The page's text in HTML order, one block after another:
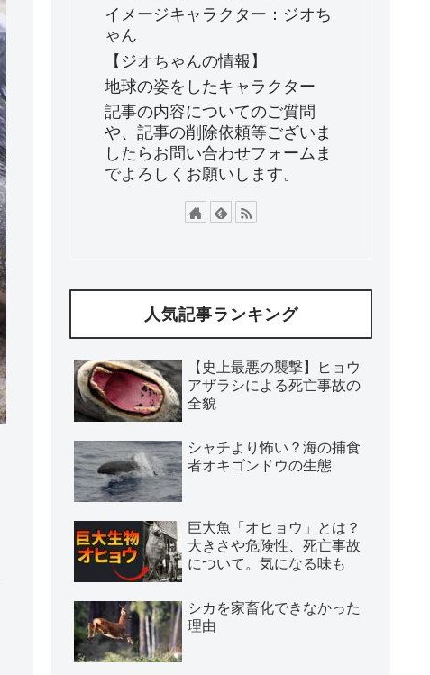
イメージキャラクター：ジオち
ゃん
【ジオちゃんの情報】
地球の姿をしたキャラクター
記事の内容についてのご質問
や、記事の削除依頼等ございま
したらお問い合わせフォームま
でよろしくお願いします。
人気記事ランキング
【史上最悪の襲撃】ヒョウ
アザラシによる死亡事故の
全貌
シャチより怖い？海の捕食
者オキゴンドウの生態
巨大魚「オヒョウ」とは？
大きさや危険性、死亡事故
について。気になる味も
シカを家畜化できなかった
理由